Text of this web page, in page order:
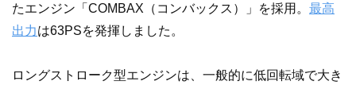
たエンジン「COMBAX（コンバックス）」を採用。 最高
出力は63PSを発揮しました。
ロングストローク型エンジンは、一般的に低回転域で大き